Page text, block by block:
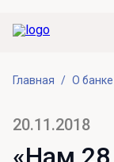
Главная О банке
20.11.2018